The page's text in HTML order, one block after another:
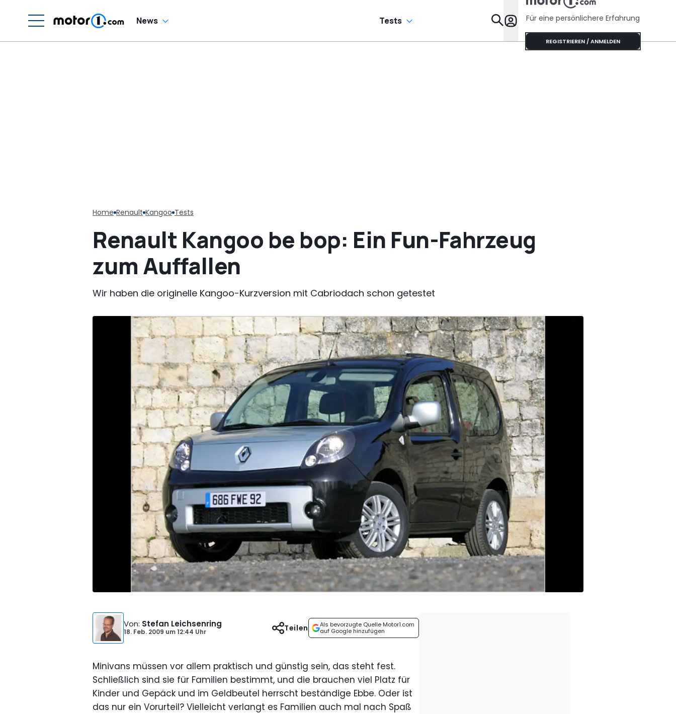
News Tests Specials
Für eine persönlichere Erfahrung
REGISTRIEREN / ANMELDEN
Home Renault Kangoo Tests
Renault Kangoo be bop: Ein Fun-Fahrzeug
zum Auffallen
Wir haben die originelle Kangoo-Kurzversion mit Cabriodach schon getestet
Von: Stefan Leichsenring
18. Feb. 2009 um12:44 Uhr
Als bevorzugte Quelle Motor1.com
auf Google hinzufügen
Teilen
Minivans müssen vor allem praktisch und günstig sein, das steht fest.
Schließlich sind sie für Familien bestimmt, und die brauchen viel Platz für
Kinder und Gepäck und im Geldbeutel herrscht beständige Ebbe. Oder ist
das nur ein Vorurteil? Vielleicht verlangt es Familien auch mal nach Spaß